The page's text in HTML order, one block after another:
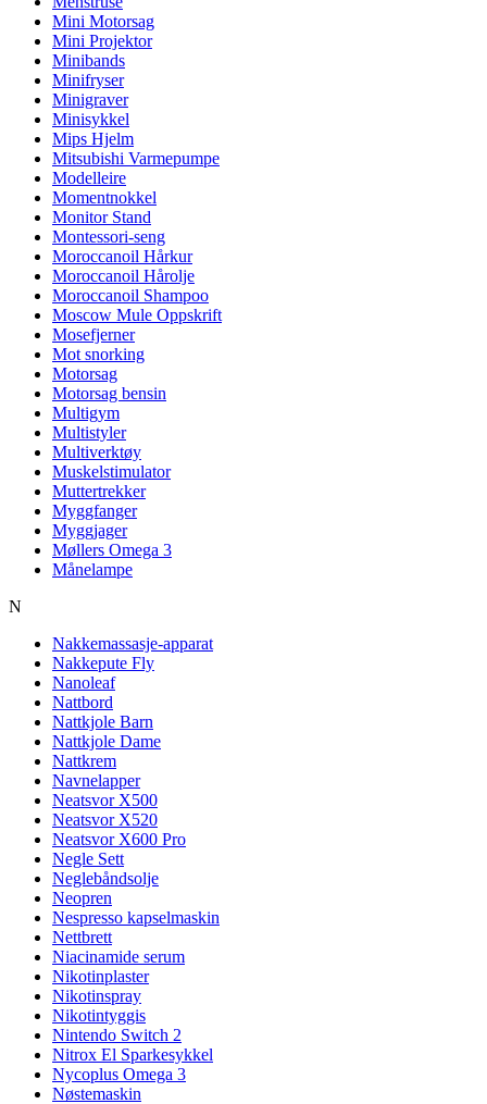
Mini Motorsag
Mini Projektor
Minibands
Minifryser
Minigraver
Minisykkel
Mips Hjelm
Mitsubishi Varmepumpe
Modelleire
Momentnokkel
Monitor Stand
Montessori-seng
Moroccanoil Hårkur
Moroccanoil Hårolje
Moroccanoil Shampoo
Moscow Mule Oppskrift
Mosefjerner
Mot snorking
Motorsag
Motorsag bensin
Multigym
Multistyler
Multiverktøy
Muskelstimulator
Muttertrekker
Myggfanger
Myggjager
Møllers Omega 3
Månelampe
N
Nakkemassasje-apparat
Nakkepute Fly
Nanoleaf
Nattbord
Nattkjole Barn
Nattkjole Dame
Nattkrem
Navnelapper
Neatsvor X500
Neatsvor X520
Neatsvor X600 Pro
Negle Sett
Neglebåndsolje
Neopren
Nespresso kapselmaskin
Nettbrett
Niacinamide serum
Nikotinplaster
Nikotinspray
Nikotintyggis
Nintendo Switch 2
Nitrox El Sparkesykkel
Nycoplus Omega 3
Nøstemaskin